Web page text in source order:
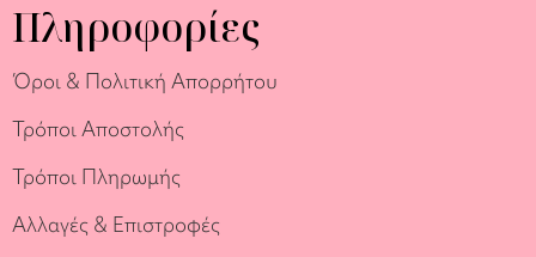
Πληροφορίες
Όροι & Πολιτική Απορρήτου
Τρόποι Αποστολής
Τρόποι Πληρωμής
Αλλαγές & Επιστροφές